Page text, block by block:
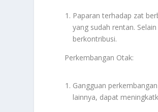
Paparan terhadap zat
yang sudah rentan.
berkontribusi.
Perkembangan Otak:
Gangguan
lainnya, dapat